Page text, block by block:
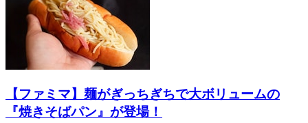
【ファミマ】麺がぎっちぎちで大ボリュームの
『焼きそばパン』が登場！